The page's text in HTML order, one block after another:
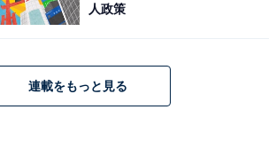
が自慢の宿です。全室オーシャンビュ
できます。料理には地元雑賀崎港・和
い付けた新鮮な魚介を使用。洗練され
人政策
連載をもっと見る